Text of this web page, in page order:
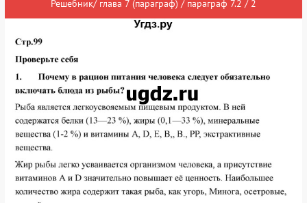
Решебник/ глава 7 (параграф) / параграф 7.2 / 2